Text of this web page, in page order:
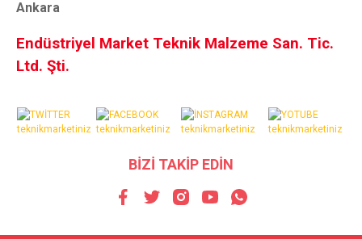
Ankara
Endüstriyel Market Teknik Malzeme San. Tic.
Ltd. Şti.
BİZİ TAKİP EDİN